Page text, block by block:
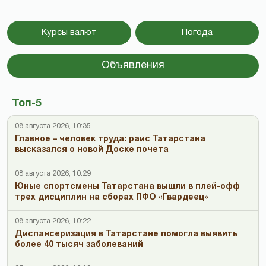
Курсы валют Погода
Объявления
Топ-5
08 августа 2026, 10:35
Главное – человек труда: раис Татарстана
высказался о новой Доске почета
08 августа 2026, 10:29
Юные спортсмены Татарстана вышли в плей-офф
трех дисциплин на сборах ПФО «Гвардеец»
08 августа 2026, 10:22
Диспансеризация в Татарстане помогла выявить
более 40 тысяч заболеваний